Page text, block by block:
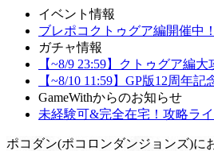
イベント情報
ブレポコクトゥグア編開催中！
ガチャ情報
【~8/9 23:59】クトゥグア編
【~8/10 11:59】GP版12周年記
GameWithからのお知らせ
未経験可&完全在宅！攻略ライ
ポコダン(ポコロンダンジョンズ)に